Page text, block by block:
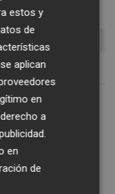
CÓRDOBA
estos y
de
aplican
en
a
en
de